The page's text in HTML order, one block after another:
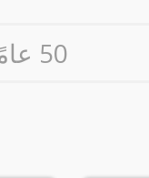
50 عامًا من الخبرة في تصميم وتصنيع روابط الكابلات